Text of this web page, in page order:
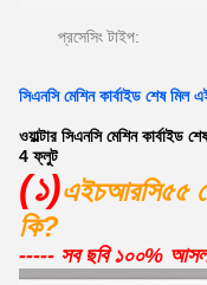
প্রসেসিং টাইপ:
সিএনসি মেশিন কার্বাইড শেষ মিল
ওয়াল্টার সিএনসি মেশিন
4 ফ্লুট
(১)এইচআরসি৫৫
কি?
----- সব ছবি ১০০%